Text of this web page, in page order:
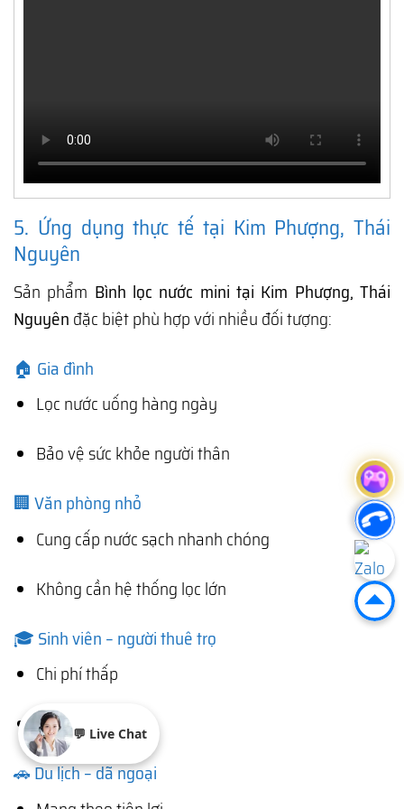
5. Ứng dụng thực tế tại Kim Phượng, Thái
Nguyên
Sản phẩm Bình lọc nước mini tại Kim Phượng, Thái
Nguyên đặc biệt phù hợp với nhiều đối tượng:
🏠 Gia đình
Lọc nước uống hàng ngày
Bảo vệ sức khỏe người thân
🏢 Văn phòng nhỏ
Cung cấp nước sạch nhanh chóng
Không cần hệ thống lọc lớn
🎓 Sinh viên – người thuê trọ
Chi phí thấp
Dễ sử dụng
🚗 Du lịch – dã ngoại
💬 Live Chat